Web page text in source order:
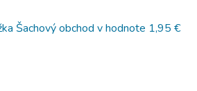
Šachový obchod v hodnote 1,95 €